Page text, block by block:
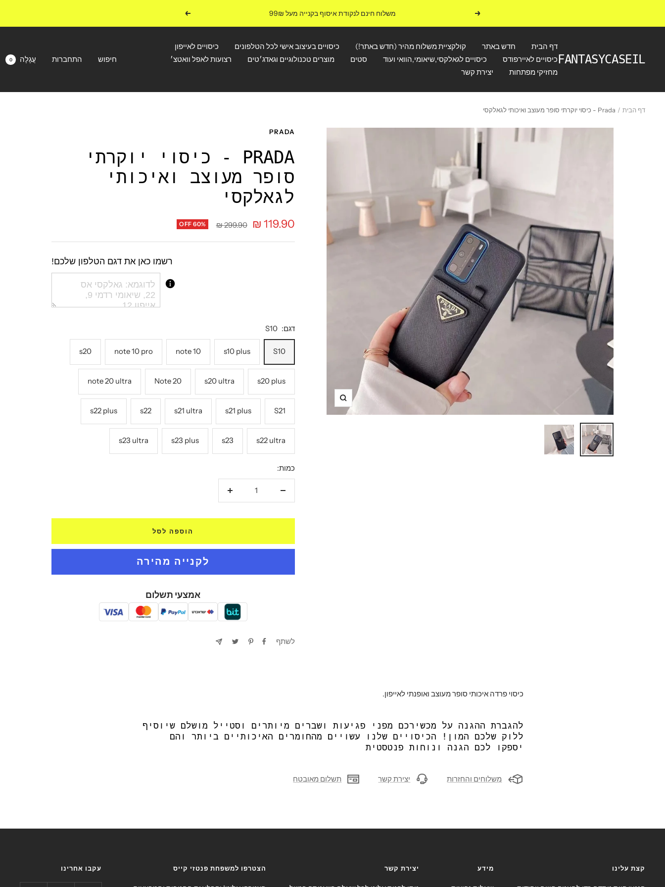
הקודם משלוח חינם לנקודת איסוף בקנייה מעל 99₪ הבא
דף הבית חדש באתר קולקציית משלוח מהיר (חדש באתר!) כיסויים בעיצוב אישי לכל הטלפונים
כיסויים לאייפון
כיסויים לאיירפודס
כיסויים לגאלקסי,שיאומי,הוואי ועוד סטים מוצרים טכנולוגיים וגאדג׳טים
רצועות לאפל וואטצ׳
מחזיקי מפתחות
יצירת קשר
FANTASYCASEIL חיפוש התחברות עֲגָלָה 0
דף הבית Prada - כיסוי יוקרתי סופר מעוצב ואיכותי לגאלקסי
תקריב
PRADA
PRADA - כיסוי יוקרתי
סופר מעוצב ואיכותי
לגאלקסי
מחיר
מבצע
119.90 ₪
מחיר
299.90 ₪
OFF 60%
רשמו כאן את דגם הטלפון שלכם!
דגם: S10
S10
s10 plus
note 10
note 10 pro
s20
s20 plus
s20 ultra
Note 20
note 20 ultra
S21
s21 plus
s21 ultra
s22
s22 plus
s22 ultra
s23
s23 plus
s23 ultra
כמות:
הגדל
הוספה לסל
אמצעי תשלום
לשתף
כיסוי פרדה איכותי סופר מעוצב ואופנתי לאייפון.
להגברת ההגנה על מכשירכם מפני פגיעות ושברים מיותרים וסטייל מושלם שיוסיף
ללוק שלכם המון! הכיסויים שלנו עשויים מהחומרים האיכותיים ביותר והם
יספקו לכם הגנה ונוחות פנטסטית
משלוחים והחזרות יצירת קשר תשלום מאובטח
קצת עלינו מידע יצירת קשר הצטרפו למשפחת פנטזי קייס עקבו אחרינו